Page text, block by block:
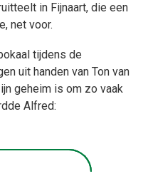
in Fijnaart, die een
net voor.
tijdens de
uit handen van Ton van
geheim is om zo vaak
Alfred: